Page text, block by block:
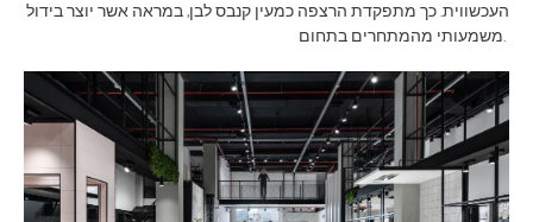
העכשווית. כך מתפקדת הרצפה כמעין קנבס לבן, במראה אשר יוצר בידול